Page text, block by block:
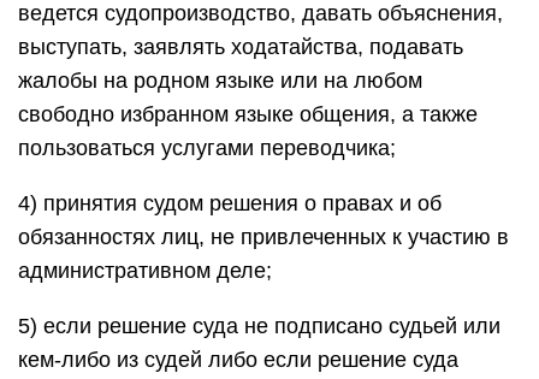
ведется судопроизводство, давать объяснения,
выступать, заявлять ходатайства, подавать
жалобы на родном языке или на любом
свободно избранном языке общения, а также
пользоваться услугами переводчика;
4) принятия судом решения о правах и об
обязанностях лиц, не привлеченных к участию в
административном деле;
5) если решение суда не подписано судьей или
кем-либо из судей либо если решение суда